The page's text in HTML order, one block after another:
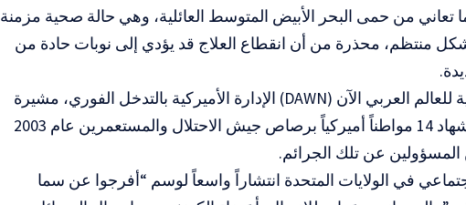
تعاني من حمى البحر الأبيض المتوسط العائلية، وهي حالة صحية مزمنة
منتظم، محذرة من أن انقطاع العلاج قد يؤدي إلى نوبات حادة من
وطالبت منظمة الديمقراطية للعالم العربي الآن (DAWN) الإدارة الأميركية بالتدخل الفوري، مشيرة
إلى أن المنظمة وثقت استشهاد 14 مواطناً أميركياً برصاص جيش الاحتلال والمستعمرين عام 2003
عن تلك الجرائم.
في الولايات المتحدة انتشاراً واسعاً لوسم “أفرجوا عن سما